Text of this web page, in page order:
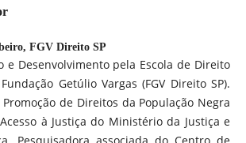
FGV Direito SP
e Desenvolvimento pela Escola de Direito
Getúlio Vargas (FGV Direito SP).
de Direitos da População Negra
à Justiça do Ministério da Justiça e